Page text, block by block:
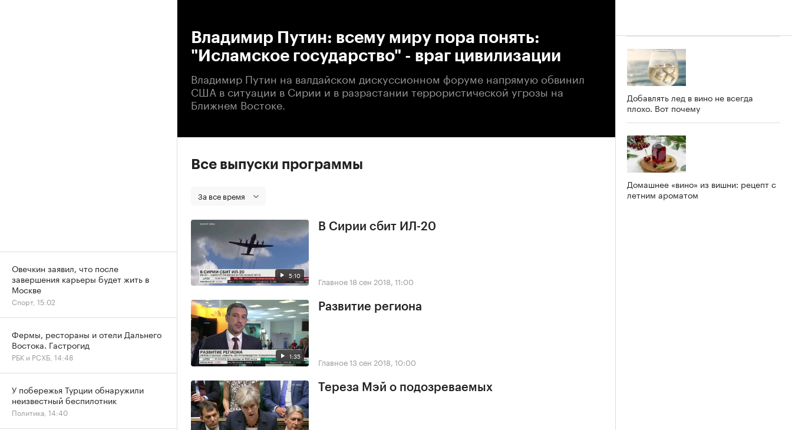
Владимир Путин: всему миру пора понять:
"Исламское государство" - враг цивилизации
Владимир Путин на валдайском дискуссионном форуме напрямую обвинил
США в ситуации в Сирии и в разрастании террористической угрозы на
Ближнем Востоке.
Все выпуски программы
За все время
5:10
В Сирии сбит ИЛ-20
Главное18 сен 2018, 11:00
1:35
Развитие региона
Главное13 сен 2018, 10:00
Тереза Мэй о подозреваемых
Добавлять лед в вино не всегда
плохо. Вот почему
Домашнее «вино» из вишни: рецепт с
летним ароматом
Овечкин заявил, что после
завершения карьеры будет жить в
Москве
Спорт, 15:02
Фермы, рестораны и отели Дальнего
Востока. Гастрогид
РБК и РСХБ, 14:48
У побережья Турции обнаружили
неизвестный беспилотник
Политика, 14:40